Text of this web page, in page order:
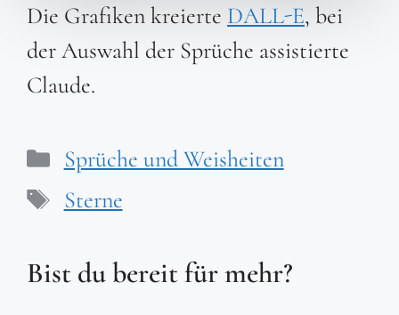
Die Grafiken kreierte DALL-E, bei
der Auswahl der Sprüche assistierte
Claude.
Kategorien
Sprüche und Weisheiten
Schlagwörter
Sterne
Bist du bereit für mehr?